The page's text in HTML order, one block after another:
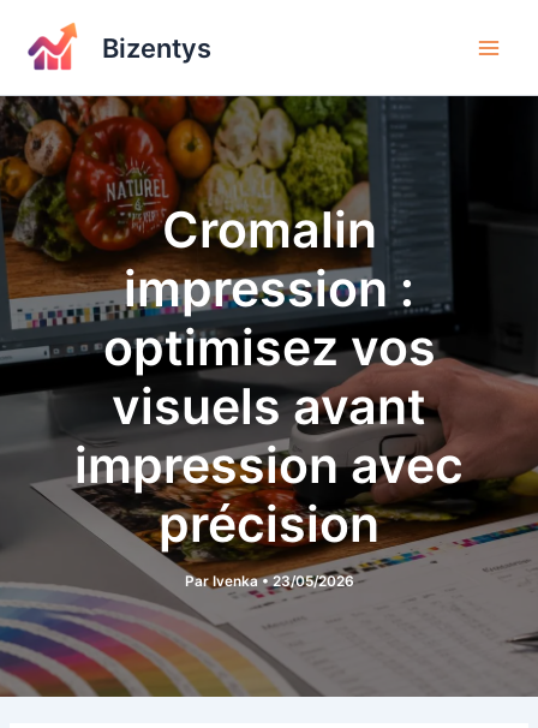
contenu
Bizentys
Cromalin
impression :
optimisez vos
visuels avant
impression avec
précision
ParIvenka•23/05/2026